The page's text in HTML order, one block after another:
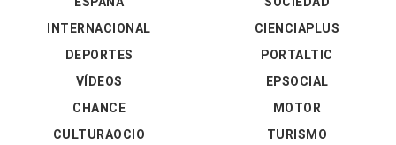
INTERNACIONAL
DEPORTES
VÍDEOS
CIENCIAPLUS
PORTALTIC
EPSOCIAL
CHANCE
CULTURAOCIO
MOTOR
TURISMO